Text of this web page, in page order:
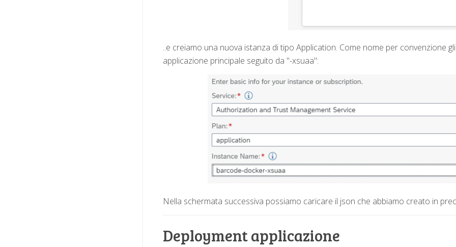
..e creiamo una nuova istanza di tipo Application. Come nome per convenzione
applicazione principale seguito da "-xsuaa":
Nella schermata successiva possiamo caricare il json che abbiamo creato in
Deployment applicazione